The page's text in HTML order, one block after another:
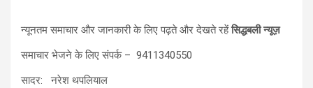
न्यूनतम समाचार और जानकारी के लिए पढ़ते और देखते रहेंसिद्धबली न्यूज़
समाचार भेजने के लिए संपर्क – 9411340550
सादर: नरेश थपलियाल